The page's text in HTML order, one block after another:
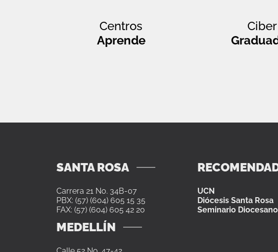
Centros
Aprende
Ciber
SANTA ROSA
Carrera 21 No. 34B-07
PBX: (57) (604) 605 15 35
FAX: (57) (604) 605 42 20
MEDELLÍN
UCN
Diócesis Santa Rosa
Seminario Diocesano